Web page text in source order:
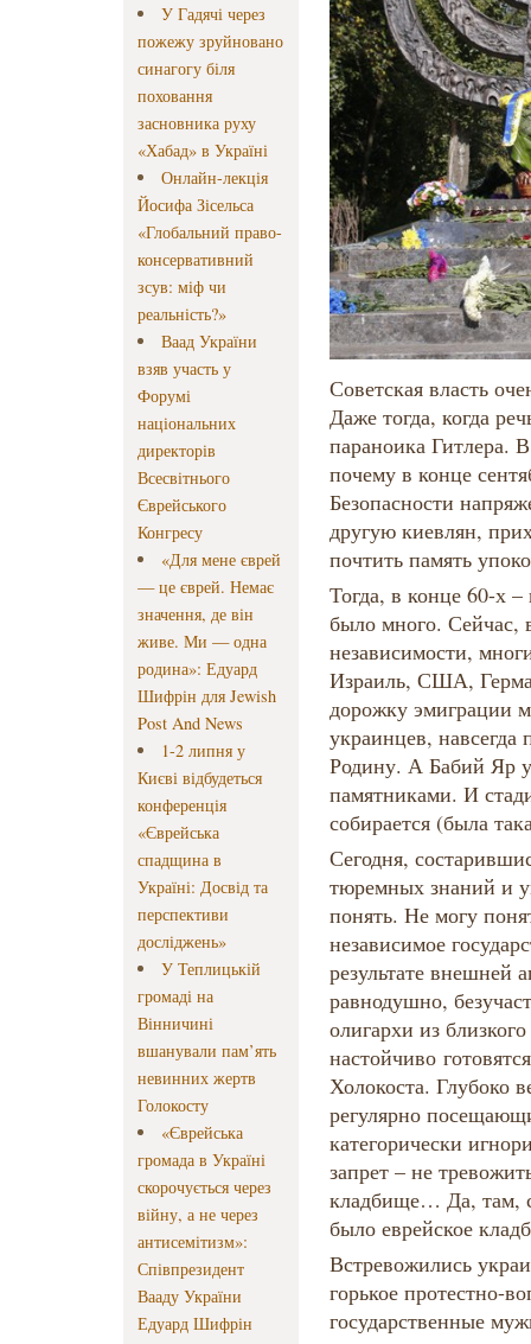
У Гадячі через
пожежу зруйновано
синагогу біля
поховання
засновника руху
«Хабад» в Україні
Онлайн-лекція
Йосифа Зісельса
«Глобальний право-
консервативний
зсув: міф чи
реальність?»
Ваад України
взяв участь у
Форумі
національних
директорів
Всесвітнього
Єврейського
Конгресу
«Для мене єврей
— це єврей. Немає
значення, де він
живе. Ми — одна
родина»: Едуард
Шифрін для Jewish
Post And News
1-2 липня у
Києві відбудеться
конференція
«Єврейська
спадщина в
Україні: Досвід та
перспективи
досліджень»
У Теплицькій
громаді на
Вінничині
вшанували пам’ять
невинних жертв
Голокосту
«Єврейська
громада в Україні
скорочується через
війну, а не через
антисемітизм»:
Співпрезидент
Вааду України
Едуард Шифрін
Советская власть
Даже тогда, когда
параноика Гитлера.
почему в конце
Безопасности
другую киевлян,
почтить память
Тогда, в конце 60-х
было много. Сейчас,
независимости,
Израиль, США,
дорожку эмиграции
украинцев,
Родину. А Бабий Яр
памятниками. И
собирается (была
Сегодня,
тюремных знаний и
понять. Не могу
независимое
результате внешней
равнодушно,
олигархи из
настойчиво
Холокоста. Глубоко
регулярно
категорически
запрет – не
кладбище… Да, там,
было еврейское
Встревожились
горькое протестно-
государственные